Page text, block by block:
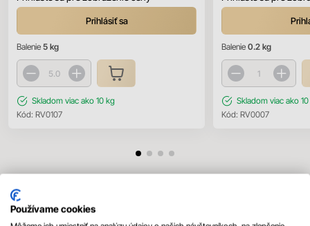
Prihlásiť sa
Balenie 5 kg
Skladom viac ako 10 kg
Kód: RV0107
Balenie 0.2 kg
Skladom viac ako
Kód: RV0007
Mohlo by sa vám páčiť
Používame cookies